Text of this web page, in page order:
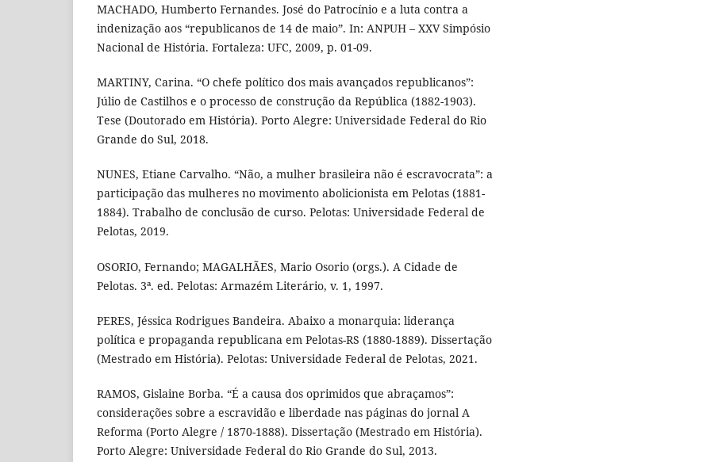
MACHADO, Humberto Fernandes. José do Patrocínio e a luta contra a
indenização aos “republicanos de 14 de maio”. In: ANPUH – XXV Simpósio
Nacional de História. Fortaleza: UFC, 2009, p. 01-09.
MARTINY, Carina. “O chefe político dos mais avançados republicanos”:
Júlio de Castilhos e o processo de construção da República (1882-1903).
Tese (Doutorado em História). Porto Alegre: Universidade Federal do Rio
Grande do Sul, 2018.
NUNES, Etiane Carvalho. “Não, a mulher brasileira não é escravocrata”: a
participação das mulheres no movimento abolicionista em Pelotas (1881-
1884). Trabalho de conclusão de curso. Pelotas: Universidade Federal de
Pelotas, 2019.
OSORIO, Fernando; MAGALHÃES, Mario Osorio (orgs.). A Cidade de
Pelotas. 3ª. ed. Pelotas: Armazém Literário, v. 1, 1997.
PERES, Jéssica Rodrigues Bandeira. Abaixo a monarquia: liderança
política e propaganda republicana em Pelotas-RS (1880-1889). Dissertação
(Mestrado em História). Pelotas: Universidade Federal de Pelotas, 2021.
RAMOS, Gislaine Borba. “É a causa dos oprimidos que abraçamos”:
considerações sobre a escravidão e liberdade nas páginas do jornal A
Reforma (Porto Alegre / 1870-1888). Dissertação (Mestrado em História).
Porto Alegre: Universidade Federal do Rio Grande do Sul, 2013.